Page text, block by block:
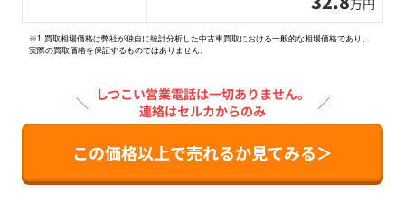
万円
※1 買取相場価格は弊社が独自に統計分析した中古車買取における一般的な相場価格であり、
実際の買取価格を保証するものではありません。
＼ しつこい営業電話は一切ありません。
連絡はセルカからのみ
／
この価格以上で売れるか見てみる＞